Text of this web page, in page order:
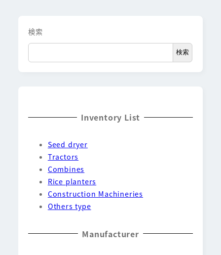
検索
検索
Inventory List
Seed dryer
Tractors
Combines
Rice planters
Construction Machineries
Others type
Manufacturer